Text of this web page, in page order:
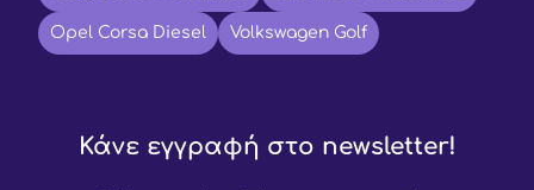
Opel Corsa Diesel Volkswagen Golf
Κάνε εγγραφή στο newsletter!